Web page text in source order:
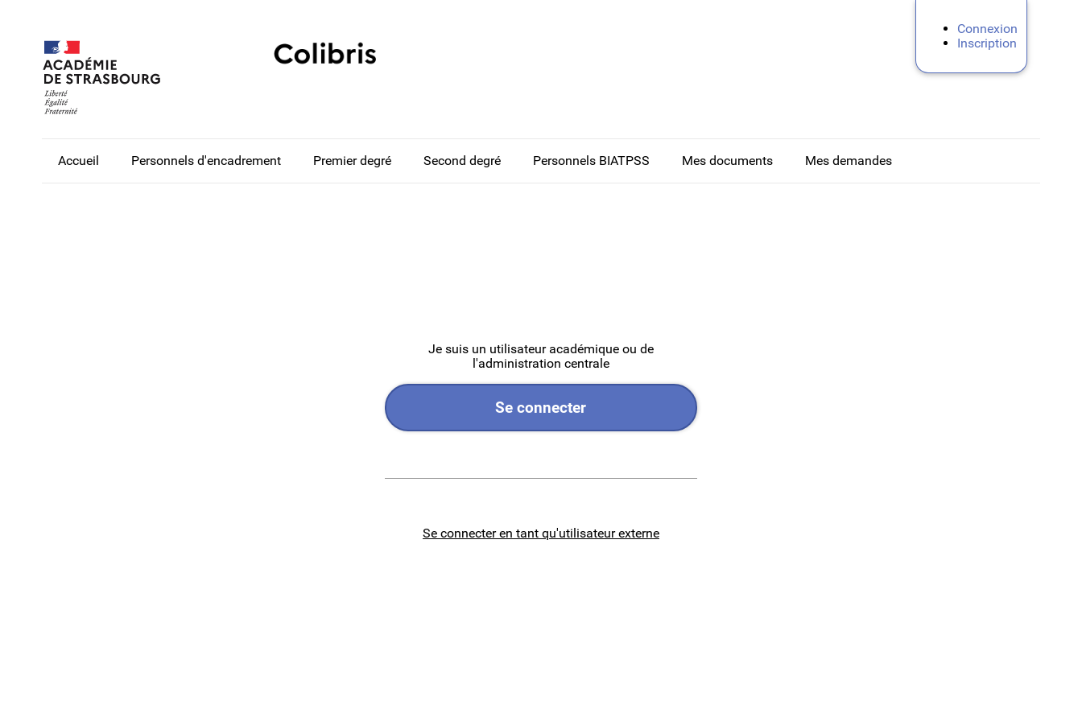
Connexion
Inscription
Accueil Personnels d'encadrement Premier degré Second degré Personnels BIATPSS Mes documents Mes demandes
Je suis un utilisateur académique ou de
l'administration centrale
Se connecter
Se connecter en tant qu'utilisateur externe